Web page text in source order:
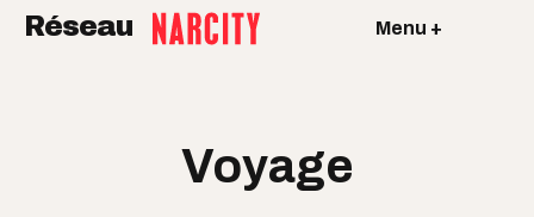
Réseau Menu +
Voyage